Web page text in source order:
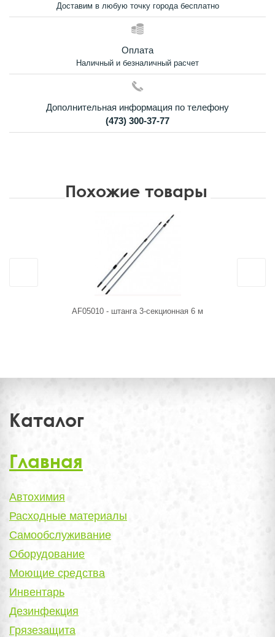
Доставим в любую точку города бесплатно
Оплата
Наличный и безналичный расчет
Дополнительная информация по телефону
(473) 300-37-77
Похожие товары
AF05010 - штанга 3-секционная 6 м
Каталог
Главная
Автохимия
Расходные материалы
Самообслуживание
Оборудование
Моющие средства
Инвентарь
Дезинфекция
Грязезащита